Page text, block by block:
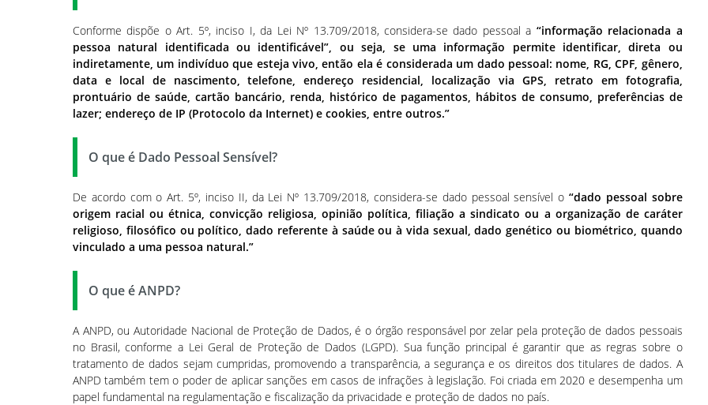
Conforme dispõe o Art. 5º, inciso I, da Lei Nº 13.709/2018, considera-se dado pessoal a “informação relacionada a
pessoa natural identificada ou identificável”, ou seja, se uma informação permite identificar, direta ou
indiretamente, um indivíduo que esteja vivo, então ela é considerada um dado pessoal: nome, RG, CPF, gênero,
data e local de nascimento, telefone, endereço residencial, localização via GPS, retrato em fotografia,
prontuário de saúde, cartão bancário, renda, histórico de pagamentos, hábitos de consumo, preferências de
lazer; endereço de IP (Protocolo da Internet) e cookies, entre outros.”
O que é Dado Pessoal Sensível?
De acordo com o Art. 5º, inciso II, da Lei Nº 13.709/2018, considera-se dado pessoal sensível o“dado pessoal sobre
origem racial ou étnica, convicção religiosa, opinião política, filiação a sindicato ou a organização de caráter
religioso, filosófico ou político, dado referente à saúde ou à vida sexual, dado genético ou biométrico, quando
vinculado a uma pessoa natural.”
O que é ANPD?
A ANPD, ou Autoridade Nacional de Proteção de Dados, é o órgão responsável por zelar pela proteção de dados pessoais
no Brasil, conforme a Lei Geral de Proteção de Dados (LGPD). Sua função principal é garantir que as regras sobre o
tratamento de dados sejam cumpridas, promovendo a transparência, a segurança e os direitos dos titulares de dados. A
ANPD também tem o poder de aplicar sanções em casos de infrações à legislação. Foi criada em 2020 e desempenha um
papel fundamental na regulamentação e fiscalização da privacidade e proteção de dados no país.